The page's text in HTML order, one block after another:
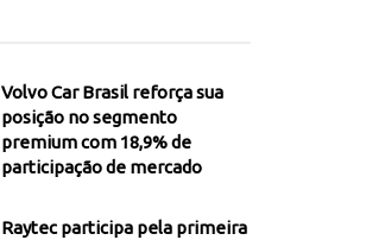
Volvo Car Brasil reforça sua
posição no segmento
premium com 18,9% de
participação de mercado
Raytec participa pela primeira